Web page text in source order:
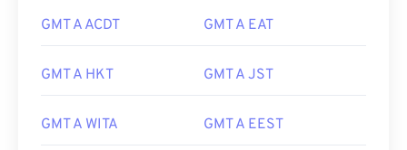
GMT A ACDT GMT A EAT
GMT A HKT GMT A JST
GMT A WITA GMT A EEST